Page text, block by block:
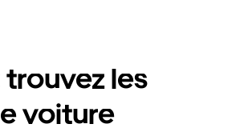
les
voiture